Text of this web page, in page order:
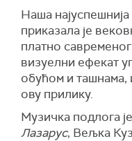
Наша
приказала је
платно
визуелни ефекат
обућом и ташнама,
ову прилику.
Музичка подлога
Лазарус, Вељка